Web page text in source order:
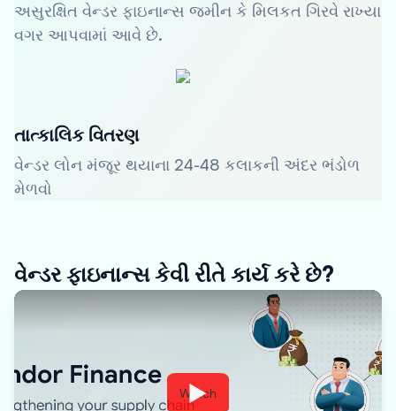
અસુરક્ષિત વેન્ડર ફાઇનાન્સ જમીન કે મિલકત ગિરવે રાખ્યા
વગર આપવામાં આવે છે.
તાત્કાલિક વિતરણ
વેન્ડર લોન મંજૂર થયાના 24-48 કલાકની અંદર ભંડોળ
મેળવો
વેન્ડર ફાઇનાન્સ કેવી રીતે કાર્ય કરે છે?
Watch